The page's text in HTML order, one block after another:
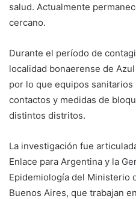
salud. Actualmente
cercano.
Durante el período de
localidad bonaerense de
por lo que equipos
contactos y medidas de
distintos distritos.
La investigación fue
Enlace para Argentina y la
Epidemiología del Ministerio
Buenos Aires, que trabajan